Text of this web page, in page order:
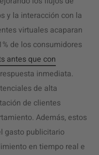
y la interacción con la
virtuales acaparan
de los consumidores
antes que con
inmediata.
de alta
de clientes
Además, estos
gasto publicitario
en tiempo real e